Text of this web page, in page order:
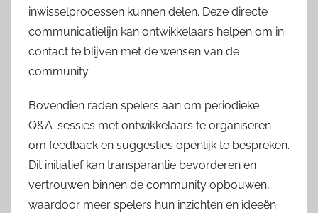
inwisselprocessen kunnen delen. Deze directe
communicatielijn kan ontwikkelaars helpen om in
contact te blijven met de wensen van de
community.
Bovendien raden spelers aan om periodieke
Q&A-sessies met ontwikkelaars te organiseren
om feedback en suggesties openlijk te bespreken.
Dit initiatief kan transparantie bevorderen en
vertrouwen binnen de community opbouwen,
waardoor meer spelers hun inzichten en ideeën